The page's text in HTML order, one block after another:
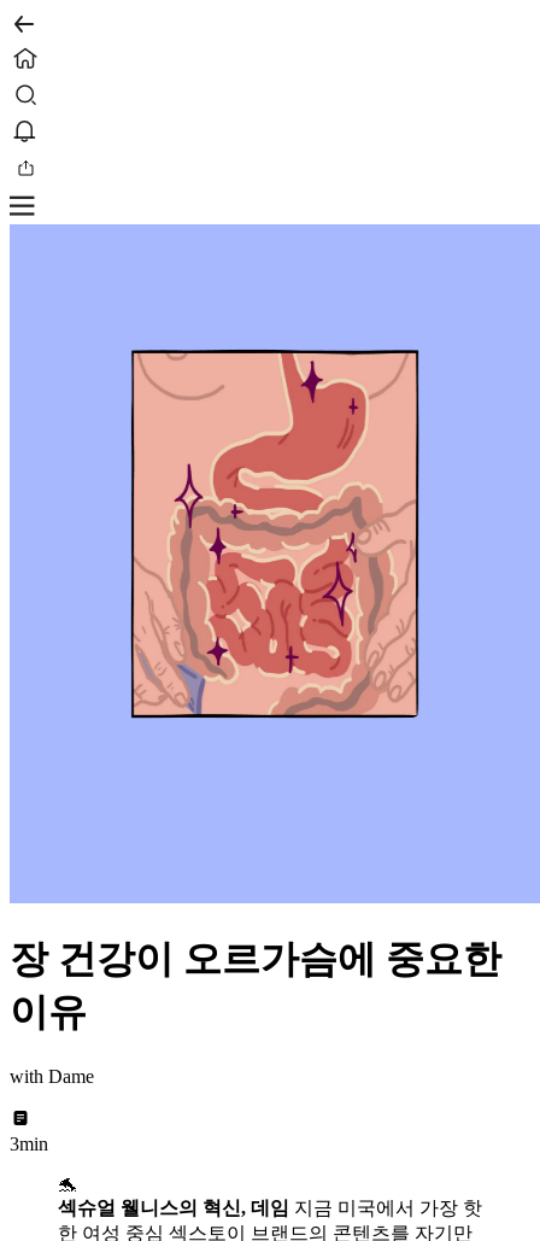
장 건강이 오르가슴에 중요한
이유
with Dame
3min
🐬
섹슈얼 웰니스의 혁신, 데임 지금 미국에서 가장 핫
한 여성 중심 섹스토이 브랜드의 콘텐츠를 자기만